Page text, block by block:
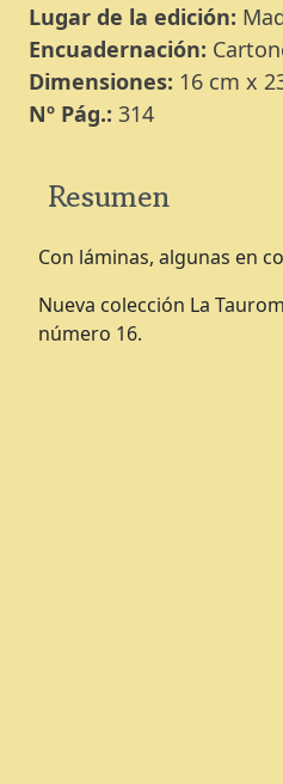
Lugar de la edición:
Encuadernación:
Dimensiones: 16 cm x
Nº Pág.: 314
Resumen
Con láminas, algunas en
Nueva colección La
número 16.